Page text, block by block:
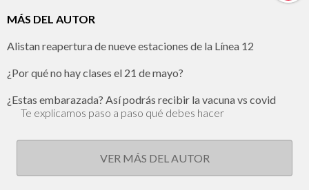
MÁS DEL AUTOR
Alistan reapertura de nueve estaciones de la Línea 12
¿Por qué no hay clases el 21 de mayo?
¿Estas embarazada? Así podrás recibir la vacuna vs covid
Te explicamos paso a paso qué debes hacer
VER MÁS DEL AUTOR